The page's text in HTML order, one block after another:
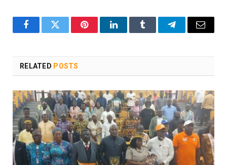
FacebookTwitter PinterestLinkedInTumblr TelegramEmail
RELATED POSTS